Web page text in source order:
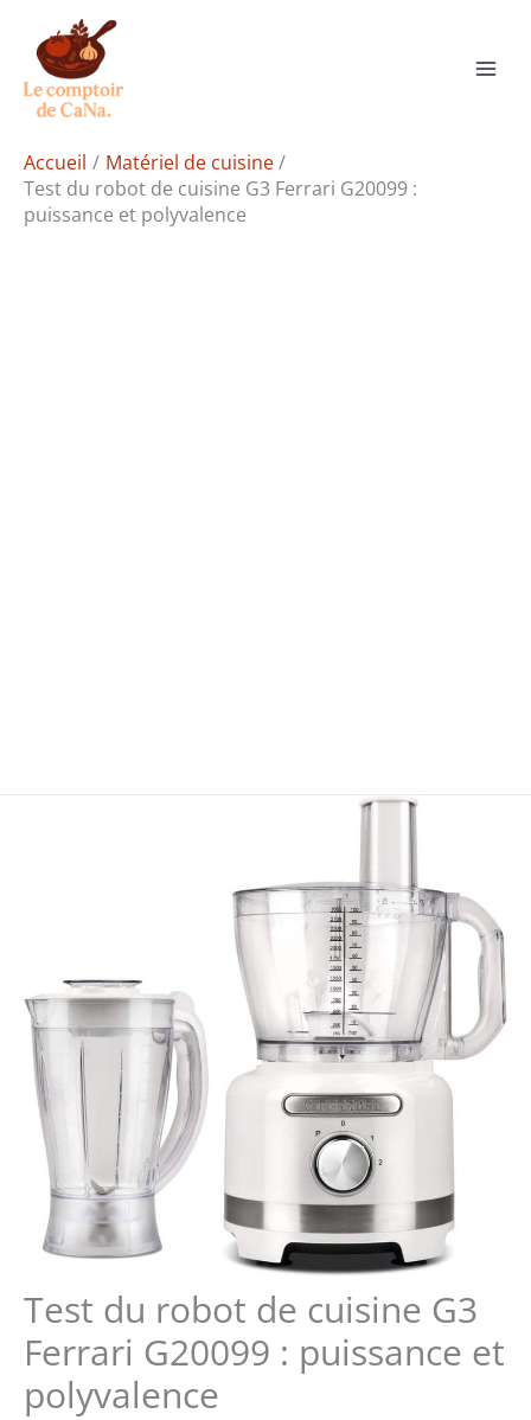
contenu
Accueil
Matériel de cuisine
Test du robot de cuisine G3 Ferrari G20099 :
puissance et polyvalence
Test du robot de cuisine G3
Ferrari G20099 : puissance et
polyvalence
Rechercher